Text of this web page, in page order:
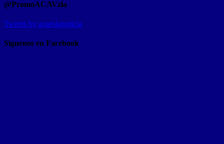
@PromoACAVzla
Tweets by acaeslanoticia
Siguenos en Facebook